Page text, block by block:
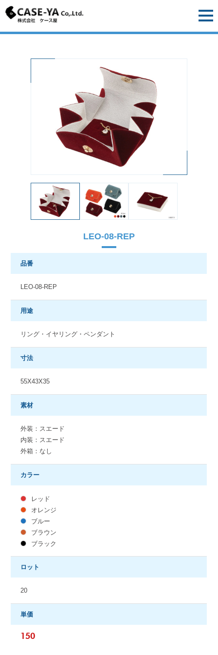
LEO-08-REP
品番
LEO-08-REP
用途
リング・イヤリング・ペンダント
寸法
55X43X35
素材
外装：スエード
内装：スエード
外箱：なし
カラー
レッド
オレンジ
ブルー
ブラウン
ブラック
ロット
20
単価
150